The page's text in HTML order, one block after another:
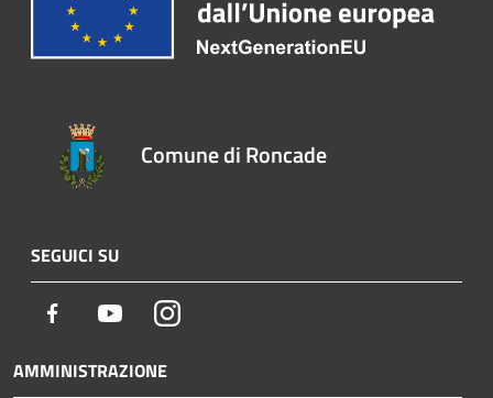
Comune di Roncade
SEGUICI SU
Facebook YoutubeInstagram
AMMINISTRAZIONE